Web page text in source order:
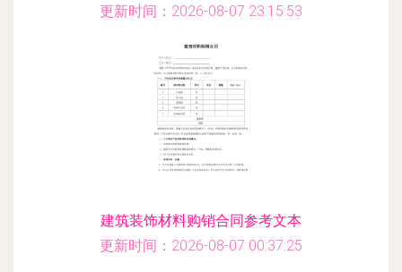
更新时间：2026-08-07 23:15:53
建筑装饰材料购销合同参考文本
更新时间：2026-08-07 00:37:25